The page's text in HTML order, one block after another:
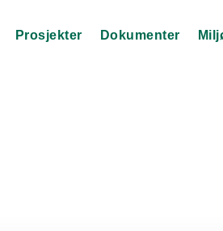
Prosjekter Dokumenter